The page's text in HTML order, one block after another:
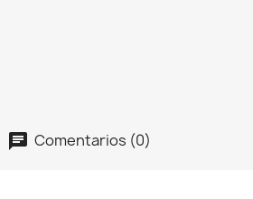
Comentarios (0)